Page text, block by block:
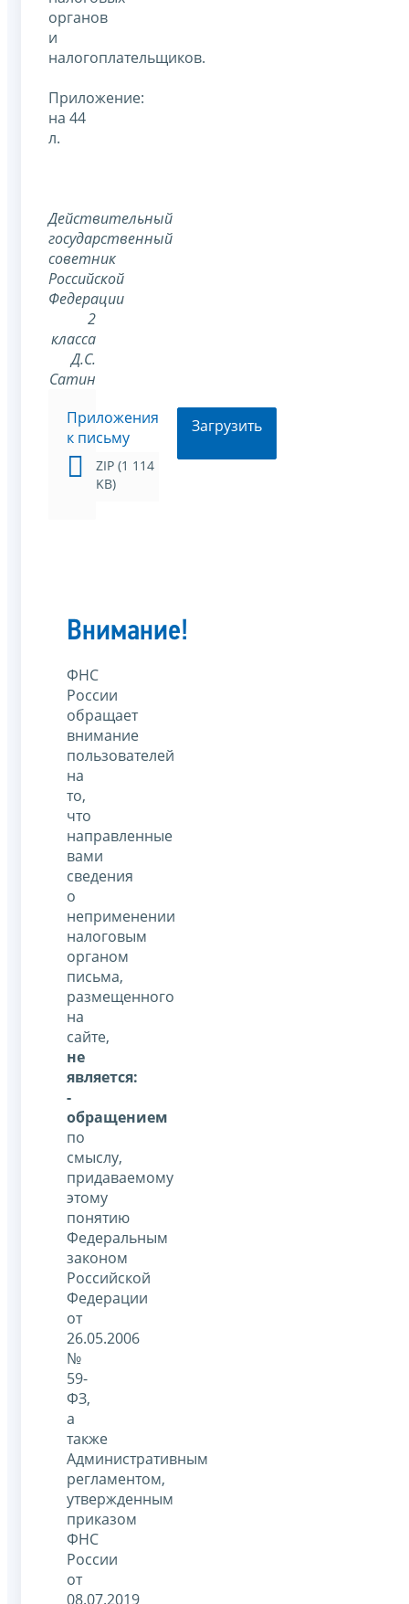
органов
и
налогоплательщиков.
Приложение:
на 44
л.
Действительный
государственный
советник
Российской
Федерации
2
класса
Д.С.
Сатин
Приложения
к письму
ZIP (1 114
KB)
Загрузить
Внимание!
ФНС
России
обращает
внимание
пользователей
на
то,
что
направленные
вами
сведения
о
неприменении
налоговым
органом
письма,
размещенного
на
сайте,
не
является:
-
обращением
по
смыслу,
придаваемому
этому
понятию
Федеральным
законом
Российской
Федерации
от
26.05.2006
№
59-
ФЗ,
а
также
Административным
регламентом,
утвержденным
приказом
ФНС
России
от
08.07.2019